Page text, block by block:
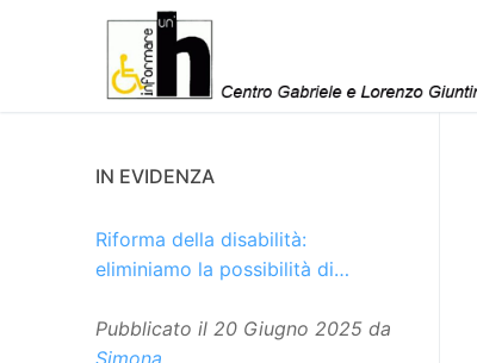
IN EVIDENZA
Riforma della disabilità:
eliminiamo la possibilità di
Pubblicato il 20 Giugno 2025 da
Simona